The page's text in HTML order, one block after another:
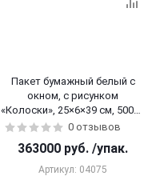
Пакет бумажный белый с
окном, с рисунком
«Колоски», 25×6×39 см, 50000
шт.
0 отзывов
363000 руб. /упак.
Артикул: 04075